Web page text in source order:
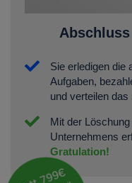
Sie erledigen die
Aufgaben,
und verteilen
Mit der
Unternehmens
Gratulation!